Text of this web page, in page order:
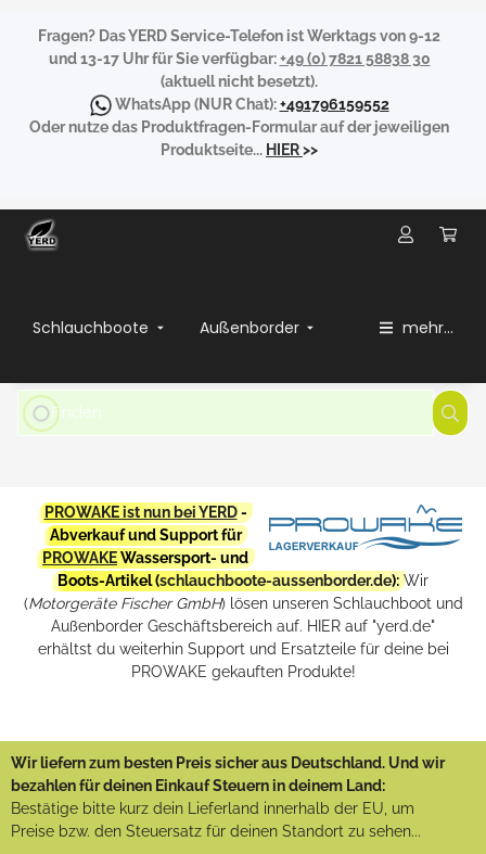
Fragen? Das YERD Service-Telefon ist Werktags von 9-12
und 13-17 Uhr für Sie verfügbar:+49 (0) 7821 58838 30
(aktuell nicht besetzt).
WhatsApp(NUR Chat):+491796159552
Oder nutze das Produktfragen-Formular auf der jeweiligen
Produktseite... HIER>>
Schlauchboote Außenborder mehr...
PROWAKE ist nun bei YERD-
Abverkauf und Support für
PROWAKEWassersport- und
Boots-Artikel (schlauchboote-aussenborder.de): Wir
(Motorgeräte Fischer GmbH) lösen unseren Schlauchboot und
Außenborder Geschäftsbereich auf. HIER auf "yerd.de"
erhältst du weiterhin Support und Ersatzteile für deine bei
PROWAKE gekauften Produkte!
Wir liefern zum besten Preis sicher aus Deutschland. Und wir
bezahlen für deinen Einkauf Steuern in deinem Land:
Bestätige bitte kurz dein Lieferland innerhalb der EU, um
Preise bzw. den Steuersatz für deinen Standort zu sehen...